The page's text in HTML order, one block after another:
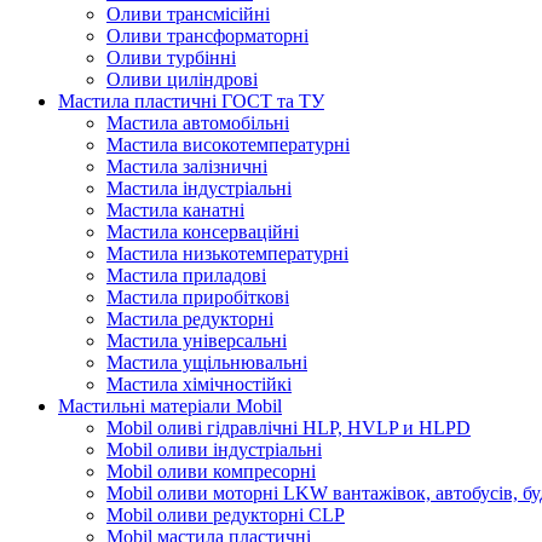
Оливи трансмісійні
Оливи трансформаторні
Оливи турбінні
Оливи циліндрові
Мастила пластичні ГОСТ та ТУ
Мастила автомобільні
Мастила високотемпературні
Мастила залізничні
Мастила індустріальні
Мастила канатні
Мастила консерваційні
Мастила низькотемпературні
Мастила приладові
Мастила приробіткові
Мастила редукторні
Мастила універсальні
Мастила ущільнювальні
Мастила хімічностійкі
Мастильні матеріали Mobil
Mobil оливі гідравлічні HLP, HVLP и HLPD
Mobil оливи індустріальні
Mobil оливи компресорні
Mobil оливи моторні LKW вантажівок, автобусів,
Mobil оливи редукторні CLP
Mobil мастила пластичні